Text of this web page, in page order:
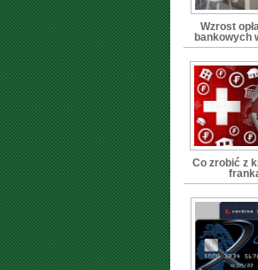
Wzrost
bankowych
Co zrobić z